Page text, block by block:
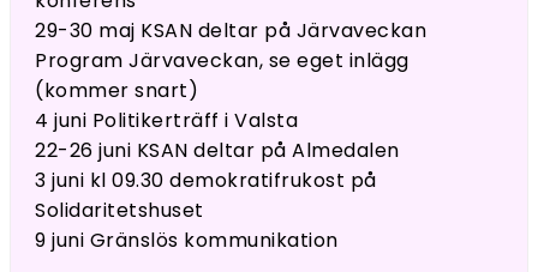
29-30 maj KSAN deltar på Järvaveckan
Program Järvaveckan, se eget inlägg
(kommer snart)
4 juni Politikerträff i Valsta
22-26 juni KSAN deltar på Almedalen
3 juni kl 09.30 demokratifrukost på
Solidaritetshuset
9 juni Gränslös kommunikation